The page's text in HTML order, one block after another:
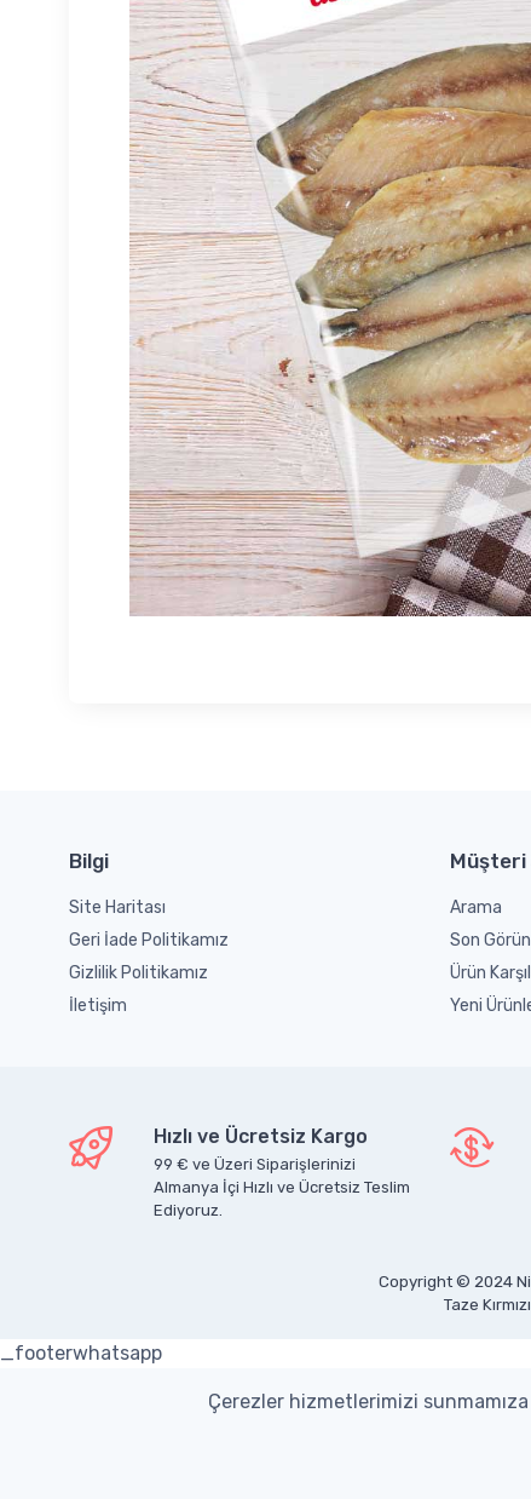
Bilgi
Site Haritası
Geri İade Politikamız
Gizlilik Politikamız
İletişim
Müşteri
Arama
Son
Ürün
Yeni
Hızlı ve Ücretsiz Kargo
99 € ve Üzeri Siparişlerinizi
Almanya İçi Hızlı ve Ücretsiz Teslim
Ediyoruz.
Copyright © 2024
Taze
_footerwhatsapp
Çerezler hizmetlerimizi